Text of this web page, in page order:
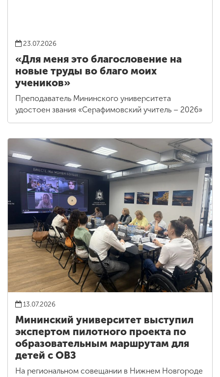
23.07.2026
«Для меня это благословение на
новые труды во благо моих
учеников»
Преподаватель Мининского университета
удостоен звания «Серафимовский учитель – 2026»
13.07.2026
Мининский университет выступил
экспертом пилотного проекта по
образовательным маршрутам для
детей с ОВЗ
На региональном совещании в Нижнем Новгороде